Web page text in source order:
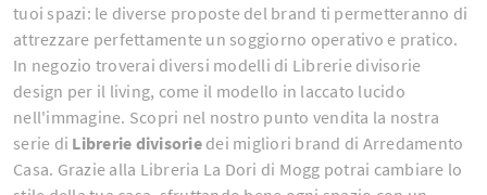
tuoi spazi: le diverse proposte del brand ti permetteranno di
attrezzare perfettamente un soggiorno operativo e pratico.
In negozio troverai diversi modelli di Librerie divisorie
design per il living, come il modello in laccato lucido
nell'immagine. Scopri nel nostro punto vendita la nostra
serie di Librerie divisoriedei migliori brand di Arredamento
Casa. Grazie alla Libreria La Dori di Mogg potrai cambiare lo